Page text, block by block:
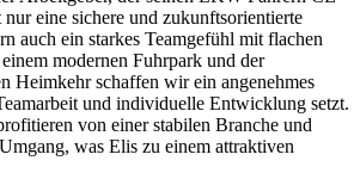
eine sichere und zukunftsorientierte
auch ein starkes Teamgefühl mit flachen
modernen Fuhrpark und der
Heimkehr schaffen wir ein angenehmes
und individuelle Entwicklung setzt.
von einer stabilen Branche und
was Elis zu einem attraktiven